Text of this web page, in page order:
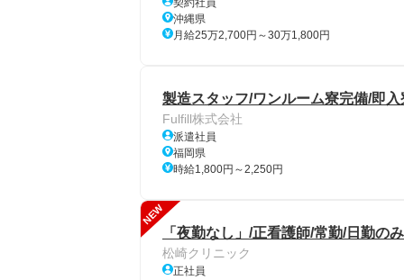
契約社員
沖縄県
月給25万2,700円～30万1,800円
製造スタッフ/ワンルーム寮完備/即
Fulfill株式会社
派遣社員
福岡県
時給1,800円～2,250円
NEW
「夜勤なし」/正看護師/常勤/日勤の
松崎クリニック
正社員